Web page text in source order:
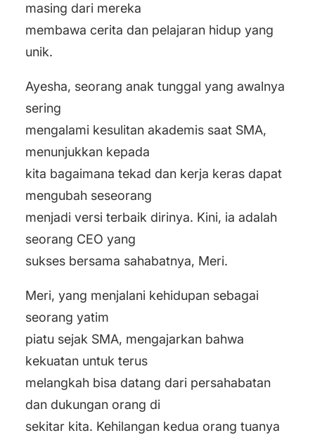
masing dari mereka
membawa cerita dan pelajaran hidup yang
unik.
Ayesha, seorang anak tunggal yang awalnya
sering
mengalami kesulitan akademis saat SMA,
menunjukkan kepada
kita bagaimana tekad dan kerja keras dapat
mengubah seseorang
menjadi versi terbaik dirinya. Kini, ia adalah
seorang CEO yang
sukses bersama sahabatnya, Meri.
Meri, yang menjalani kehidupan sebagai
seorang yatim
piatu sejak SMA, mengajarkan bahwa
kekuatan untuk terus
melangkah bisa datang dari persahabatan
dan dukungan orang di
sekitar kita. Kehilangan kedua orang tuanya